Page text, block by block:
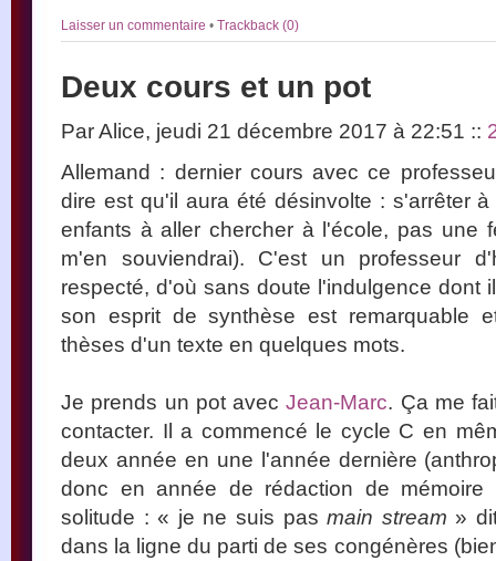
Laisser un commentaire • Trackback (0)
Deux cours et un pot
Par Alice, jeudi 21 décembre 2017 à 22:51 ::
Allemand : dernier cours avec ce
dire est qu'il aura été désinvolte : s'arrêter
enfants à aller chercher à l'école, pas une
m'en souviendrai). C'est un professeur
respecté, d'où sans doute l'indulgence dont
son esprit de synthèse est remarquable
thèses d'un texte en quelques mots.
Je prends un pot avecJean-Marc. Ça me
contacter. Il a commencé le cycle C en
deux année en une l'année dernière
donc en année de rédaction de
solitude : « je ne suis pasmain stream »
dans la ligne du parti de ses congénères